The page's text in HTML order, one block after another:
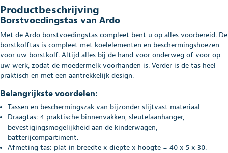
Productbeschrijving
Borstvoedingstas van Ardo
Met de Ardo borstvoedingstas compleet bent u op alles voorbereid. De
borstkolftas is compleet met koelelementen en beschermingshoezen
voor uw borstkolf. Altijd alles bij de hand voor onderweg of voor op
uw werk, zodat de moedermelk voorhanden is. Verder is de tas heel
praktisch en met een aantrekkelijk design.
Belangrijkste voordelen:
Tassen en beschermingszak van bijzonder slijtvast materiaal
Draagtas: 4 praktische binnenvakken, sleutelaanhanger,
bevestigingsmogelijkheid aan de kinderwagen,
batterijcompartiment.
Afmeting tas: plat in breedte x diepte x hoogte = 40 x 5 x 30.